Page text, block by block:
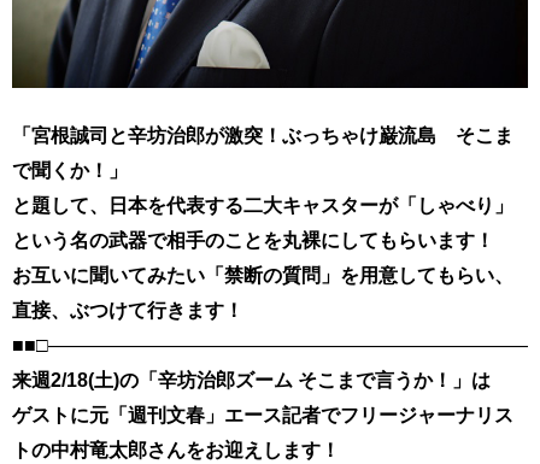
「宮根誠司と辛坊治郎が激突！ぶっちゃけ巌流島 そこま
で聞くか！」
と題して、日本を代表する二大キャスターが「しゃべり」
という名の武器で相手のことを丸裸にしてもらいます！
お互いに聞いてみたい「禁断の質問」を用意してもらい、
直接、ぶつけて行きます！
来週2/18(土)の「辛坊治郎ズーム そこまで言うか！」は
ゲストに元「週刊文春」エース記者でフリージャーナリス
トの中村竜太郎さんをお迎えします！